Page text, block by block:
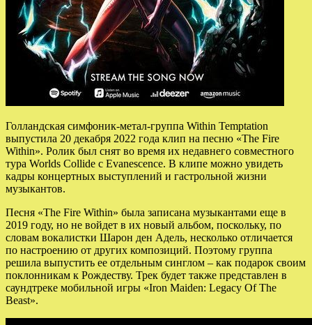
Голландская симфоник-метал-группа Within Temptation
выпустила 20 декабря 2022 года клип на песню «The Fire
Within». Ролик был снят во время их недавнего совместного
тура Worlds Collide с Evanescence. В клипе можно увидеть
кадры концертных выступлений и гастрольной жизни
музыкантов.
Песня «The Fire Within» была записана музыкантами еще в
2019 году, но не войдет в их новый альбом, поскольку, по
словам вокалистки Шарон ден Адель, несколько отличается
по настроению от других композиций. Поэтому группа
решила выпустить ее отдельным синглом – как подарок своим
поклонникам к Рождеству. Трек будет также представлен в
саундтреке мобильной игры «Iron Maiden: Legacy Of The
Beast».